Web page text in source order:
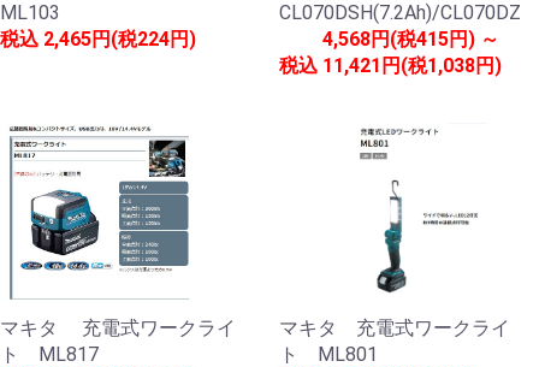
ML103
税込 2,465円(税224円)
CL070DSH(7.2Ah)/CL070DZ
税込
4,568円(税415円) ～
11,421円(税1,038円)
マキタ 充電式ワークライ
ト ML817
マキタ 充電式ワークライ
ト ML801